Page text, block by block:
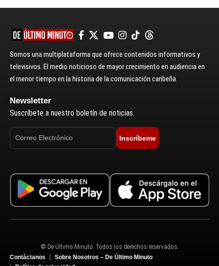
Somos una multiplataforma que ofrece contenidos informativos y
televisivos. El medio noticioso de mayor crecimiento en audiencia en
el menor tiempo en la historia de la comunicación caribeña.
Newsletter
Suscríbete a nuestro boletín de noticias.
Inscríbeme
© De Último Minuto. Todos los derechos reservados.
Contáctanos
Sobre Nosotros – De Último Minuto